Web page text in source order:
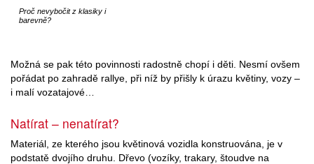
Proč nevybočit z klasiky i
barevně?
Možná se pak této povinnosti radostně chopí i děti. Nesmí ovšem
pořádat po zahradě rallye, při níž by přišly k úrazu květiny, vozy –
i malí vozatajové…
Natírat – nenatírat?
Materiál, ze kterého jsou květinová vozidla konstruována, je v
podstatě dvojího druhu. Dřevo (vozíky, trakary, štoudve na